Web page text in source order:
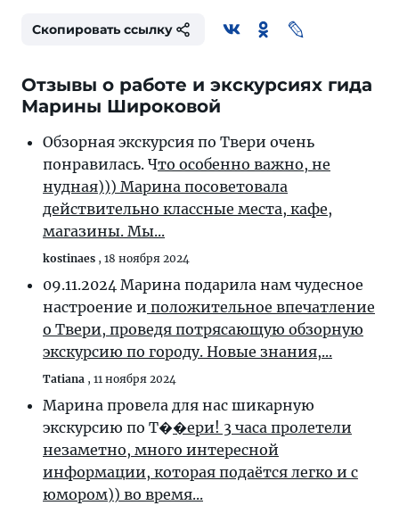
Скопировать ссылку
Отзывы о работе и экскурсиях гида
Марины Широковой
Обзорная экскурсия по Твери очень
понравилась. Что особенно важно, не
нудная))) Марина посоветовала
действительно классные места, кафе,
магазины. Мы...
kostinaes , 18 ноября 2024
09.11.2024 Марина подарила нам чудесное
настроение и положительное впечатление
о Твери, проведя потрясающую обзорную
экскурсию по городу. Новые знания,...
Tatiana , 11 ноября 2024
Марина провела для нас шикарную
экскурсию по Т��ери! 3 часа пролетели
незаметно, много интересной
информации, которая подаётся легко и с
юмором)) во время...